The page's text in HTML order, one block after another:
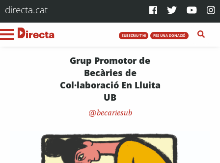
directa.cat
SUBSCRIU-T'HI FES UNA DONACIÓ
Grup Promotor de
Becàries de
Col·laboració En Lluita
UB
becariesub